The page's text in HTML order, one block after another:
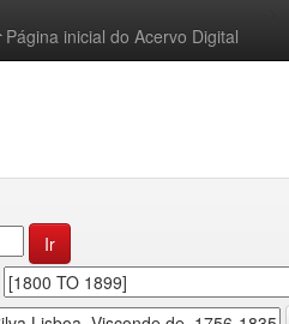
Página inicial do Acervo Digital